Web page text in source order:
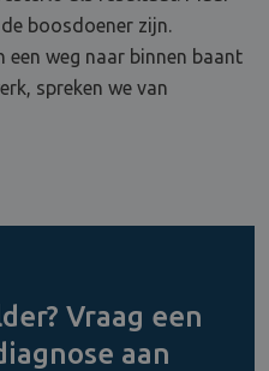
boosdoener zijn.
een weg naar binnen baant
spreken we van
Vraag een
aan